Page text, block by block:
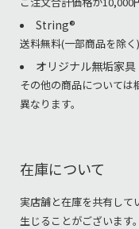
String®︎
送料無料(一部商品を除く)
オリジナル無垢家
その他の商品については
異なります。
在庫について
実店舗と在庫を共有して
生じることがございます